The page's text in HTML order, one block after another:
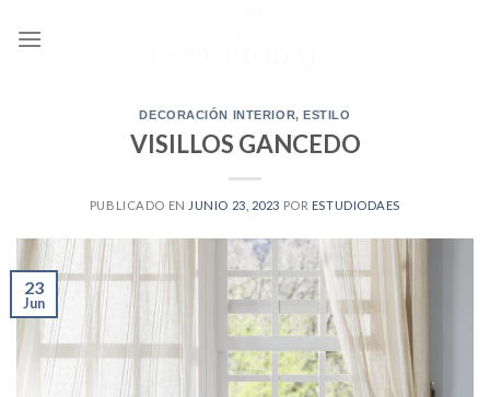
DECORACIÓN INTERIOR,ESTILO
VISILLOS GANCEDO
PUBLICADO EN JUNIO 23, 2023 POR ESTUDIODAES
23
Jun